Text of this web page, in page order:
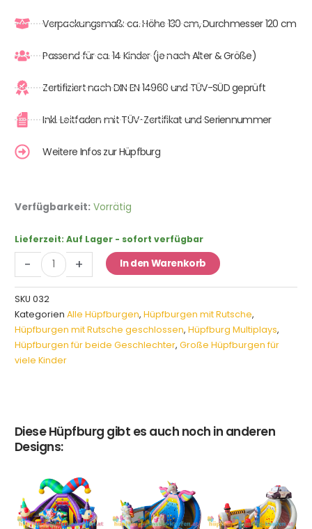
Verpackungsmaß: ca. Höhe 130 cm, Durchmesser 120 cm
Passend für ca. 14 Kinder (je nach Alter & Größe)
Zertifiziert nach DIN EN 14960 und TÜV-SÜD geprüft
Inkl. Leitfaden mit TÜV-Zertifikat und Seriennummer
Weitere Infos zur Hüpfburg
Verfügbarkeit: Vorrätig
Lieferzeit: Auf Lager - sofort verfügbar
-
Multiplay
Menge
+ In den Warenkorb
SKU 032
Kategorien Alle Hüpfburgen, Hüpfburgen mit Rutsche,
Hüpfburgen mit Rutsche geschlossen, Hüpfburg Multiplays,
Hüpfburgen für beide Geschlechter, Große Hüpfburgen für
viele Kinder
Diese Hüpfburg gibt es auch noch in anderen
Designs: